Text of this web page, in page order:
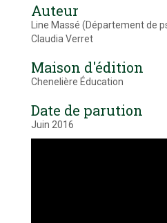
Auteur
Line Massé (Département de
Claudia Verret
Maison d'édition
Chenelière Éducation
Date de parution
Juin 2016